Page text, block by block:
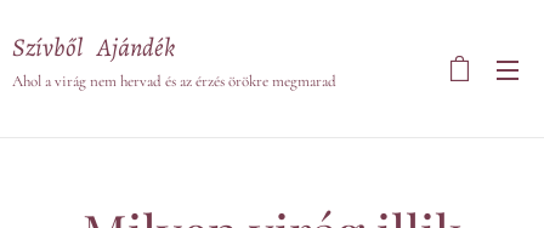
Szívből Ajándék
Ahol a virág nem hervad és az érzés örökre megmarad